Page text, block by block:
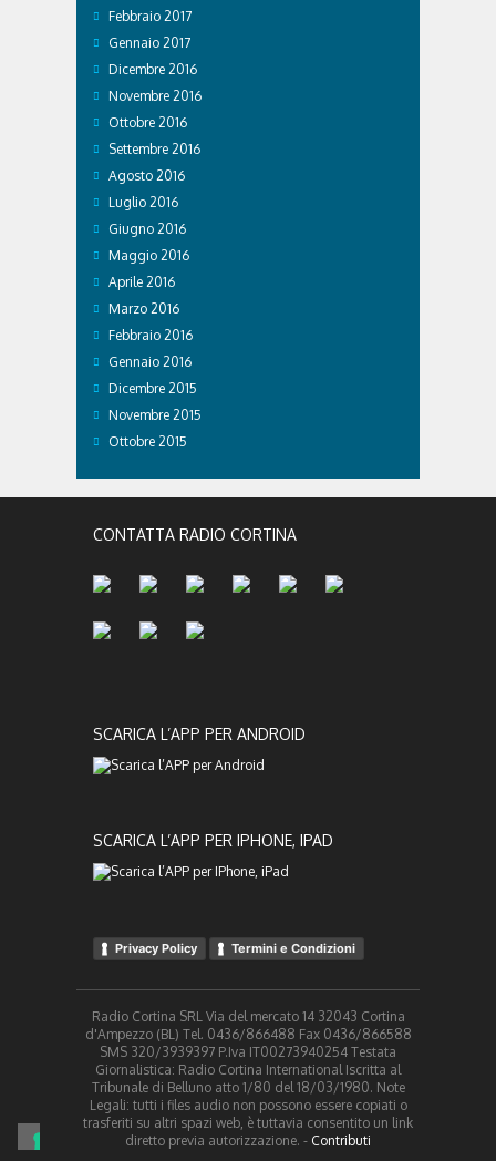
Febbraio 2017
Gennaio 2017
Dicembre 2016
Novembre 2016
Ottobre 2016
Settembre 2016
Agosto 2016
Luglio 2016
Giugno 2016
Maggio 2016
Aprile 2016
Marzo 2016
Febbraio 2016
Gennaio 2016
Dicembre 2015
Novembre 2015
Ottobre 2015
CONTATTA RADIO CORTINA
SCARICA L’APP PER ANDROID
SCARICA L’APP PER IPHONE, IPAD
Privacy Policy Termini e Condizioni
Radio Cortina SRL Via del mercato 14 32043 Cortina
d'Ampezzo (BL) Tel. 0436/866488 Fax 0436/866588
SMS 320/3939397 P.Iva IT00273940254 Testata
Giornalistica: Radio Cortina International Iscritta al
Tribunale di Belluno atto 1/80 del 18/03/1980. Note
Legali: tutti i files audio non possono essere copiati o
trasferiti su altri spazi web, è tuttavia consentito un link
diretto previa autorizzazione. - Contributi